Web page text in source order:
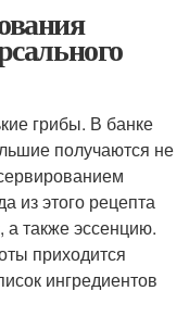
грибы. В банке
получаются не
из этого рецепта
а также эссенцию.
приходится
ингредиентов